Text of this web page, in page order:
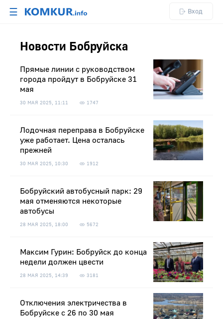
☰ Вход
Новости Бобруйска
Прямые линии с руководством
города пройдут в Бобруйске 31
мая
30 МАЯ 2025, 11:11 1747
Лодочная переправа в Бобруйске
уже работает. Цена осталась
прежней
30 МАЯ 2025, 10:30 1912
Бобруйский автобусный парк: 29
мая отменяются некоторые
автобусы
28 МАЯ 2025, 18:00 5672
Максим Гурин: Бобруйск до конца
недели должен цвести
28 МАЯ 2025, 14:39 3181
Отключения электричества в
Бобруйске с 26 по 30 мая